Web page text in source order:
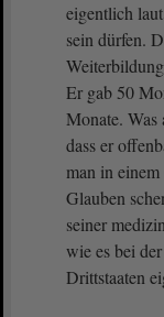
eigentlich
sein dürfen.
Er gab 50
Monate. Was
dass er
man in
Glauben
seiner
wie es bei
Drittstaaten